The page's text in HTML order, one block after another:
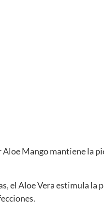
Aloe Mango mantiene la
el Aloe Vera estimula la